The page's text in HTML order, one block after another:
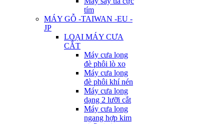
tím
MÁY GỖ -TAIWAN -EU -
JP
LOẠI MÁY CƯA
CẮT
Máy cưa lọng
đè phôi lò xo
Máy cưa lọng
đè phôi khí nén
Máy cưa lọng
dạng 2 lưỡi cắt
Máy cưa lọng
ngang hợp kim